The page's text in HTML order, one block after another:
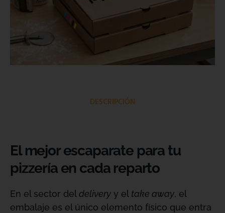
DESCRIPCIÓN
El mejor escaparate para tu
pizzería en cada reparto
En el sector deldelivery y el take away, el
embalaje es el único elemento físico que entra